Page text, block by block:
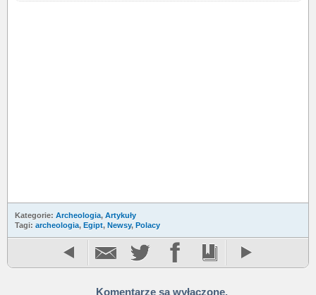
Kategorie: Archeologia, Artykuły
Tagi: archeologia, Egipt, Newsy, Polacy
Komentarze są wyłączone.